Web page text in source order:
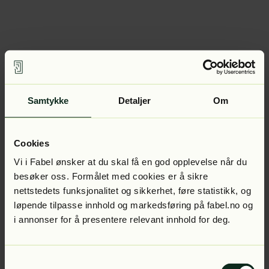
Samtykke Detaljer Om
Cookies
Vi i Fabel ønsker at du skal få en god opplevelse når du
besøker oss. Formålet med cookies er å sikre
nettstedets funksjonalitet og sikkerhet, føre statistikk, og
løpende tilpasse innhold og markedsføring på fabel.no og
i annonser for å presentere relevant innhold for deg.